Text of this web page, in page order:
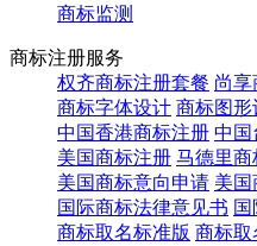
商标监测
商标注册服务
权齐商标注册套餐 尚享
商标字体设计 商标图形
中国香港商标注册 中国
美国商标注册 马德里商
美国商标意向申请 美国
国际商标法律意见书
商标取名标准版 商标取